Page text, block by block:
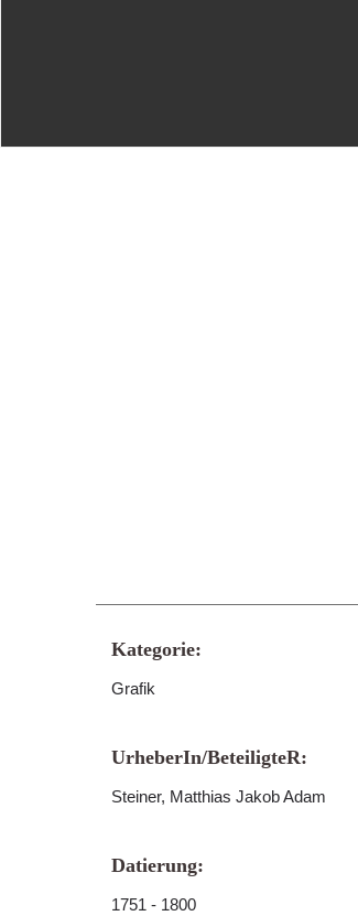
Kategorie:
Grafik
UrheberIn/BeteiligteR:
Steiner, Matthias Jakob Adam
Datierung:
1751 - 1800